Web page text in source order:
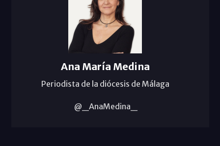
Ana María Medina
Periodista de la diócesis de Málaga
@_AnaMedina_